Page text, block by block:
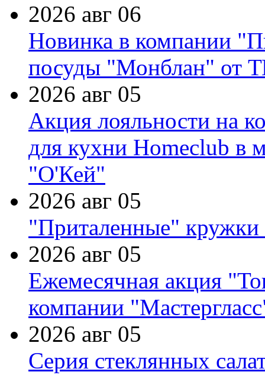
2026 авг 06
Новинка в компании
посуды "Монблан" от
2026 авг 05
Акция лояльности на
для кухни Homeclub в
"О'Кей"
2026 авг 05
"Приталенные" кружки
2026 авг 05
Ежемесячная акция
компании
2026 авг 05
Серия стеклянных